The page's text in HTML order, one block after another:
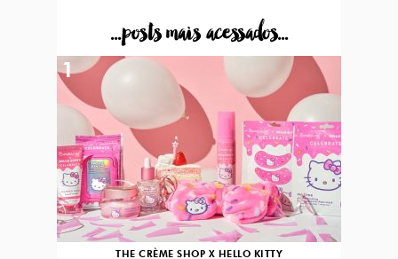
...posts mais acessados...
THE CRÈME SHOP X HELLO KITTY
1